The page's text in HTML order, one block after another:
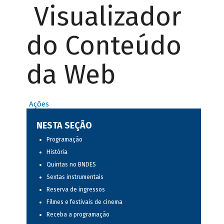
Visualizador
do Conteúdo
da Web
Ações
NESTA SEÇÃO
Programação
História
Quintas no BNDES
Sextas instrumentais
Reserva de ingressos
Filmes e festivais de cinema
Receba a programação